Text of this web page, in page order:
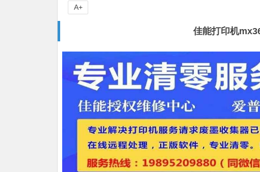
佳能打印机
A+